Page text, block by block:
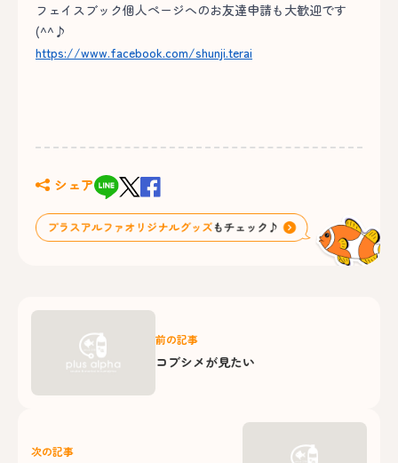
フェイスブック個人ページへのお友達申請も大歓迎です
(^^♪
https://www.facebook.com/shunji.terai
シェア
前の記事
コブシメが見たい
次の記事